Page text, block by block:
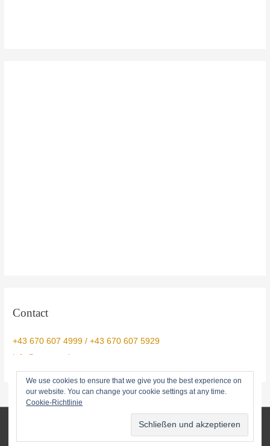
Contact
+43 670 607 4999 / +43 670 607 5929
info@yogtemple.com
We use cookies to ensure that we give you the best experience on
our website. You can change your cookie settings at any time.
Cookie-Richtlinie
© 2026 Yog Temple • info@yogtemple.com • 0043670 607 5929